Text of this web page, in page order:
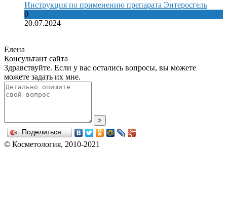
Инструкция по применению препарата Энтеросгель
0
20.07.2024
Елена
Консультант сайта
Здравствуйте. Если у вас остались вопросы, вы можете
можете задать их мне.
>
Поделиться…
© Косметология, 2010-2021